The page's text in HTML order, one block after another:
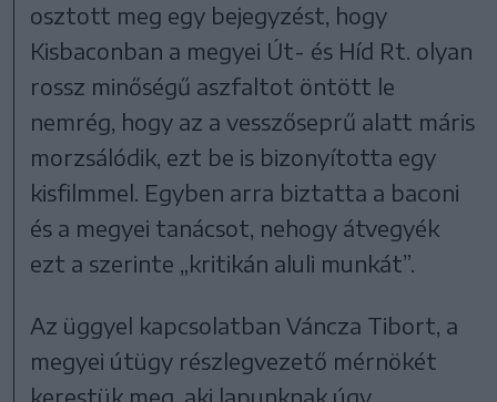
osztott meg egy bejegyzést, hogy
Kisbaconban a megyei Út- és Híd Rt. olyan
rossz minőségű aszfaltot öntött le
nemrég, hogy az a vesszőseprű alatt máris
morzsálódik, ezt be is bizonyította egy
kisfilmmel. Egyben arra biztatta a baconi
és a megyei tanácsot, nehogy átvegyék
ezt a szerinte „kritikán aluli munkát”.
Az üggyel kapcsolatban Váncza Tibort, a
megyei útügy részlegvezető mérnökét
kerestük meg, aki lapunknak úgy